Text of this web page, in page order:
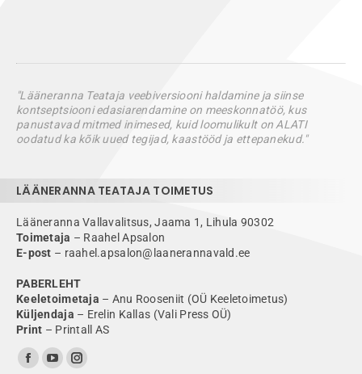
"Lääneranna Teataja veebiversiooni haldamine ja siinse
kontseptsiooni edasiarendamine on meeskonnatöö, kus
panustavad mitmed inimesed, kuid loomulikult on ALATI
oodatud ka kõik uued tegijad, kaastööd ja ettepanekud."
LÄÄNERANNA TEATAJA TOIMETUS
Lääneranna Vallavalitsus, Jaama 1, Lihula 90302
Toimetaja – Raahel Apsalon
E-post – raahel.apsalon@laanerannavald.ee
PABERLEHT
Keeletoimetaja – Anu Rooseniit (OÜ Keeletoimetus)
Küljendaja – Erelin Kallas (Vali Press OÜ)
Print – Printall AS
Find us on:
Facebook
YouTubeInstagram